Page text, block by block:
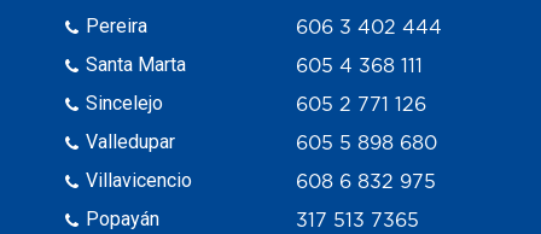
Pereira
Santa Marta
Sincelejo
Valledupar
Villavicencio
Popayán
606 3 402 444
605 4 368 111
605 2 771 126
605 5 898 680
608 6 832 975
317 513 7365